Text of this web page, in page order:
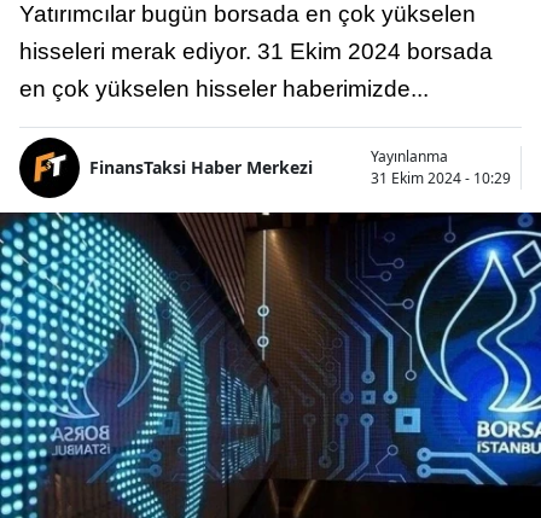
Yatırımcılar bugün borsada en çok yükselen
hisseleri merak ediyor. 31 Ekim 2024 borsada
en çok yükselen hisseler haberimizde...
FinansTaksi Haber Merkezi
Yayınlanma
31 Ekim 2024 - 10:29